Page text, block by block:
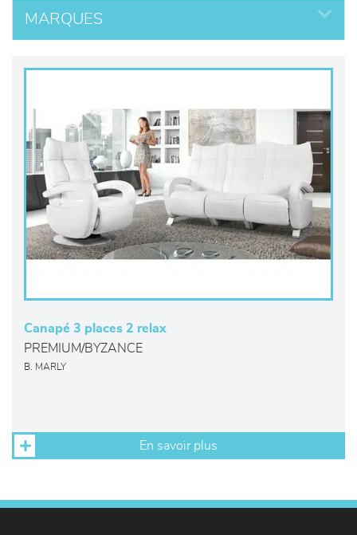
MARQUES
Canapé 3 places 2 relax
PREMIUM/BYZANCE
B. MARLY
En savoir plus